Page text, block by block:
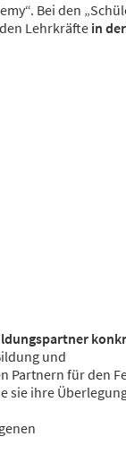
Bei den
Lehrkräfte in der
und
Partnern für den
sie ihre